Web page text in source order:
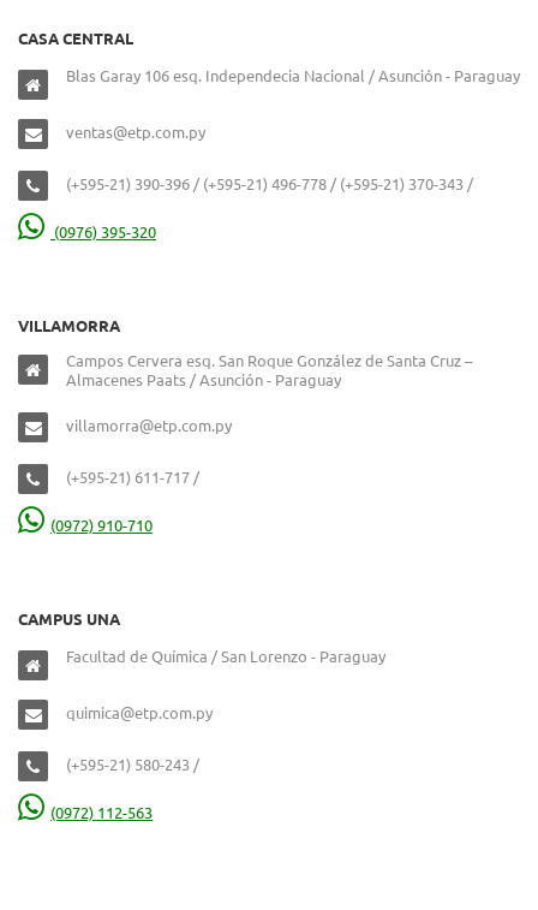
CASA CENTRAL
Blas Garay 106 esq. Independecia Nacional / Asunción - Paraguay
ventas@etp.com.py
(+595-21) 390-396 / (+595-21) 496-778 / (+595-21) 370-343 /
(0976) 395-320
VILLAMORRA
Campos Cervera esq. San Roque González de Santa Cruz –
Almacenes Paats / Asunción - Paraguay
villamorra@etp.com.py
(+595-21) 611-717 /
(0972) 910-710
CAMPUS UNA
Facultad de Química / San Lorenzo - Paraguay
quimica@etp.com.py
(+595-21) 580-243 /
(0972) 112-563